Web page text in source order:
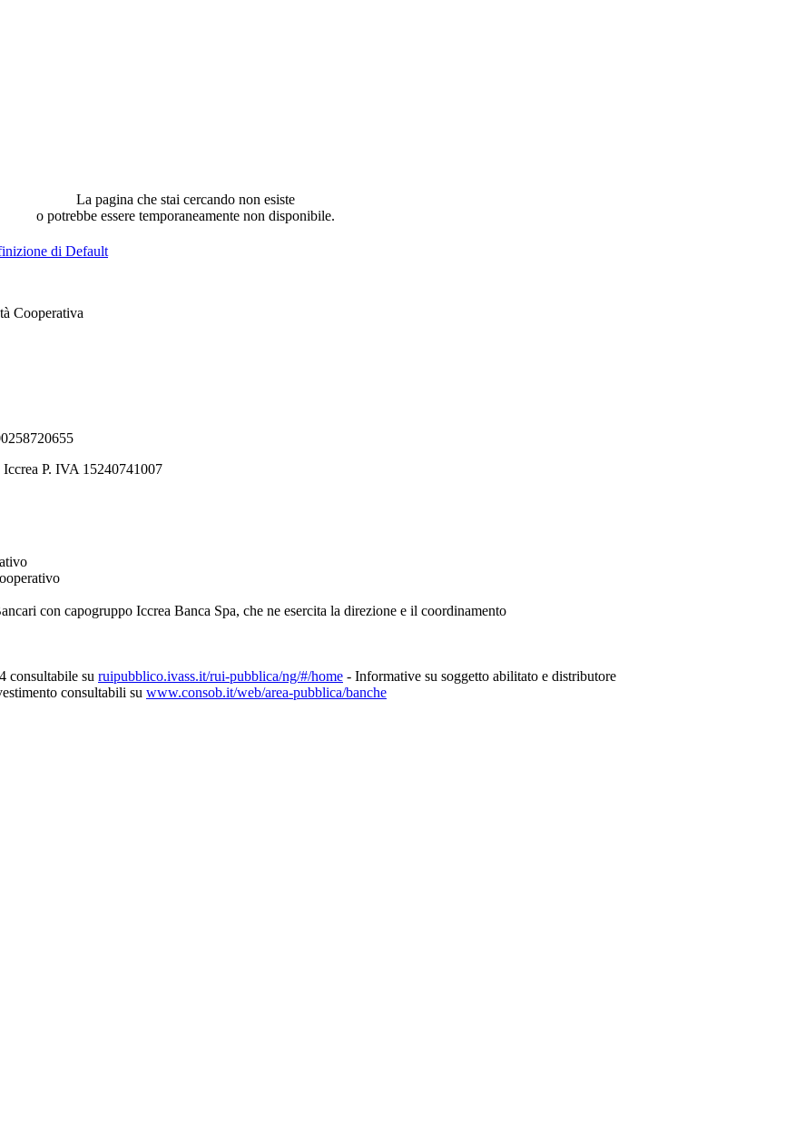
La pagina che stai cercando non esiste
o potrebbe essere temporaneamente non disponibile.
di Default
Cooperativa
P. IVA 15240741007
con capogruppo Iccrea Banca Spa, che ne esercita la direzione e il coordinamento
consultabile su ruipubblico.ivass.it/rui-pubblica/ng/#/home - Informative su soggetto abilitato e distributore
consultabili su www.consob.it/web/area-pubblica/banche